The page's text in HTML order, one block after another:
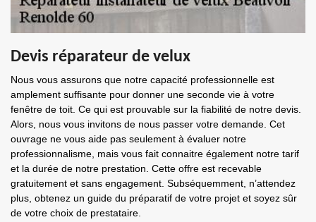
Devis réparateur de velux
Nous vous assurons que notre capacité professionnelle est
amplement suffisante pour donner une seconde vie à votre
fenêtre de toit. Ce qui est prouvable sur la fiabilité de notre devis.
Alors, nous vous invitons de nous passer votre demande. Cet
ouvrage ne vous aide pas seulement à évaluer notre
professionnalisme, mais vous fait connaitre également notre tarif
et la durée de notre prestation. Cette offre est recevable
gratuitement et sans engagement. Subséquemment, n’attendez
plus, obtenez un guide du préparatif de votre projet et soyez sûr
de votre choix de prestataire.